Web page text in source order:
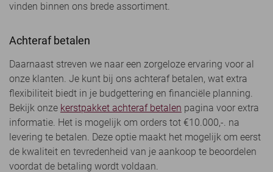
vinden binnen ons brede assortiment.
Achteraf betalen
Daarnaast streven we naar een zorgeloze ervaring voor al
onze klanten. Je kunt bij ons achteraf betalen, wat extra
flexibiliteit biedt in je budgettering en financiële planning.
Bekijk onze kerstpakket achteraf betalen pagina voor extra
informatie. Het is mogelijk om orders tot €10.000,-. na
levering te betalen. Deze optie maakt het mogelijk om eerst
de kwaliteit en tevredenheid van je aankoop te beoordelen
voordat de betaling wordt voldaan.